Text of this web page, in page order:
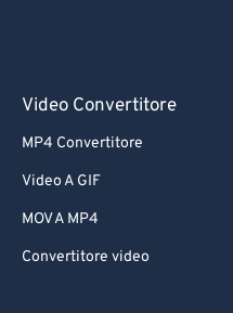
Video Convertitore
MP4 Convertitore
Video A GIF
MOV A MP4
Convertitore video